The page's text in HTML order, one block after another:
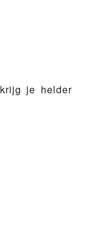
krijg je helder